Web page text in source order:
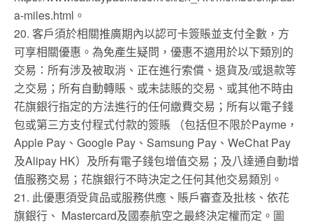
a-miles.html。
20. 客戶須於相關推廣期內以認可卡簽賬並支付全數，方
可享相關優惠。為免產生疑問，優惠不適用於以下類別的
交易：所有涉及被取消、正在進行索償、退貨及/或退款等
之交易；所有自動轉賬、或未誌賬的交易、或其他不時由
花旗銀行指定的方法進行的任何繳費交易；所有以電子錢
包或第三方支付程式付款的簽賬 （包括但不限於Payme，
Apple Pay、Google Pay、Samsung Pay、WeChat Pay
及Alipay HK）及所有電子錢包增值交易；及八達通自動增
值服務交易；花旗銀行不時決定之任何其他交易類別。
21. 此優惠須受貨品或服務供應、賬戶審查及批核、依花
旗銀行、 Mastercard及國泰航空之最終決定權而定。圖